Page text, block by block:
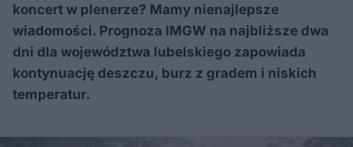
koncert w plenerze? Mamy nienajlepsze
wiadomości. Prognoza IMGW na najbliższe dwa
dni dla województwa lubelskiego zapowiada
kontynuację deszczu, burz z gradem i niskich
temperatur.